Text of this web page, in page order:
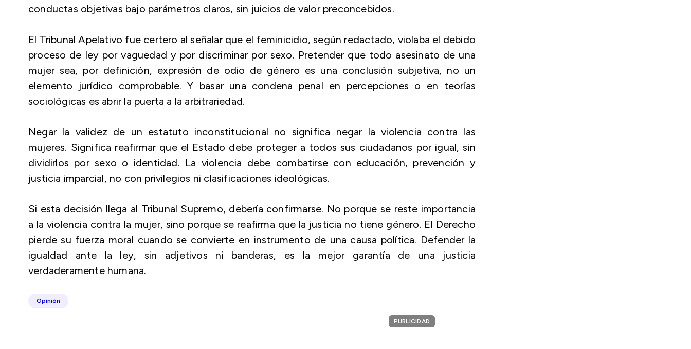
conductas objetivas bajo parámetros claros, sin juicios de valor preconcebidos.
El Tribunal Apelativo fue certero al señalar que el feminicidio, según redactado, violaba el debido
proceso de ley por vaguedad y por discriminar por sexo. Pretender que todo asesinato de una
mujer sea, por definición, expresión de odio de género es una conclusión subjetiva, no un
elemento jurídico comprobable. Y basar una condena penal en percepciones o en teorías
sociológicas es abrir la puerta a la arbitrariedad.
Negar la validez de un estatuto inconstitucional no significa negar la violencia contra las
mujeres. Significa reafirmar que el Estado debe proteger a todos sus ciudadanos por igual, sin
dividirlos por sexo o identidad. La violencia debe combatirse con educación, prevención y
justicia imparcial, no con privilegios ni clasificaciones ideológicas.
Si esta decisión llega al Tribunal Supremo, debería confirmarse. No porque se reste importancia
a la violencia contra la mujer, sino porque se reafirma que la justicia no tiene género. El Derecho
pierde su fuerza moral cuando se convierte en instrumento de una causa política. Defender la
igualdad ante la ley, sin adjetivos ni banderas, es la mejor garantía de una justicia
verdaderamente humana.
Opinión
PUBLICIDAD